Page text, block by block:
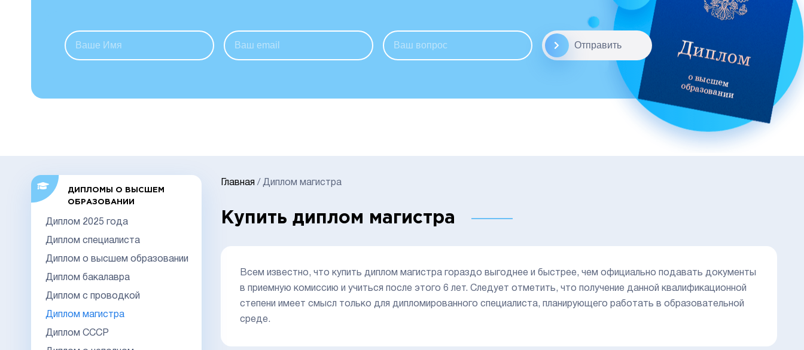
Отправить
ДИПЛОМЫ О ВЫСШЕМ
ОБРАЗОВАНИИ
Диплом 2025 года
Диплом специалиста
Диплом о высшем образовании
Диплом бакалавра
Диплом с проводкой
Диплом магистра
Диплом СССР
Главная /Диплом магистра
Купить диплом магистра
Всем известно, что купить диплом магистра гораздо выгоднее и быстрее, чем официально подавать документы
в приемную комиссию и учиться после этого 6 лет. Следует отметить, что получение данной квалификационной
степени имеет смысл только для дипломированного специалиста, планирующего работать в образовательной
среде.